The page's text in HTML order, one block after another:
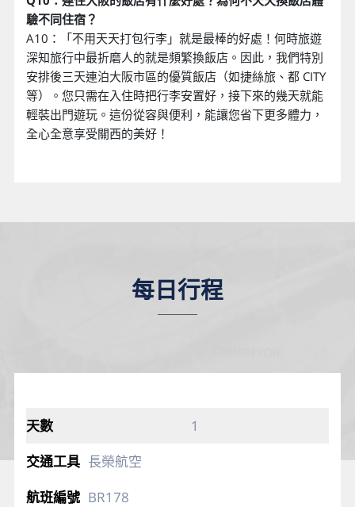
驗不同住宿？
A10：「不用天天打包行李」就是最棒的好處！何時旅遊
深知旅行中最折磨人的就是頻繁換飯店。因此，我們特別
安排後三天連泊大阪市區的優質飯店（如捷絲旅、都 CITY
等）。您只需在入住時把行李安置好，接下來的幾天就能
輕裝出門遊玩。這份從容與便利，能讓您省下更多體力，
全心全意享受關西的美好！
每日行程
1
長榮航空
BR178